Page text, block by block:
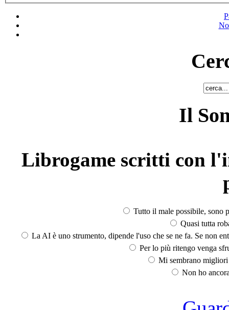
Il
Librogame scritti con
Tutto il male possibile, sono
Quasi tutta
La AI è uno strumento, dipende l'uso che se ne fa. Se non
Per lo più ritengo venga
Mi sembrano
Non ho